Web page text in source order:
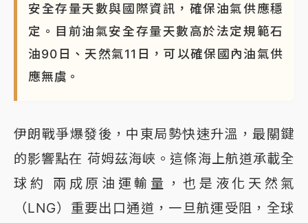
安全存量天數與國際資訊，確保油氣供應穩
定。目前油氣安全存量天數高於法定規範石
油90日、天然氣11日，可以確保國內油氣供
應無虞。
伊朗戰爭爆發後，中東局勢快速升溫，最關鍵
的影響點在 荷姆茲海峽。這條海上航道承載全
球約 兩成原油運輸量，也是液化天然氣
（LNG）重要出口通道，一旦航運受阻，全球